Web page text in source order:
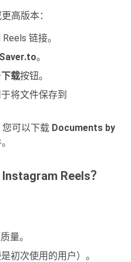
高版本：
链接。
。
下载按钮。
将文件保存到
您可以下载 Documents by
Reels？
量。
初次使用的用户）。